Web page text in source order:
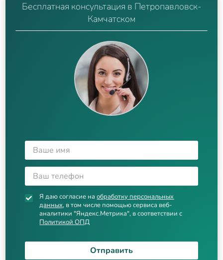
Бесплатная консультация в Петропавловск-
Камчатском
Я даю согласие наобработку персональных
данных, в том числе помощью сервиса веб-
аналитики "Яндекс.Метрика", в соответствии с
Политикой ОПД
Отправить